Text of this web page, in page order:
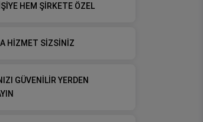
HEM ŞİRKETE ÖZEL
HİZMET SİZSİNİZ
GÜVENİLİR YERDEN